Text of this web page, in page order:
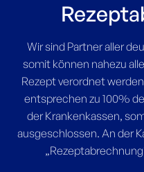
Wir sind Partner aller
somit können nahezu
Rezept verordnet
entsprechen zu 100%
der Krankenkassen,
ausgeschlossen. An der